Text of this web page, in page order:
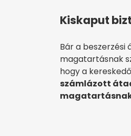
Kiskaput
Bár a
magatartásnak
hogy a
számlázott